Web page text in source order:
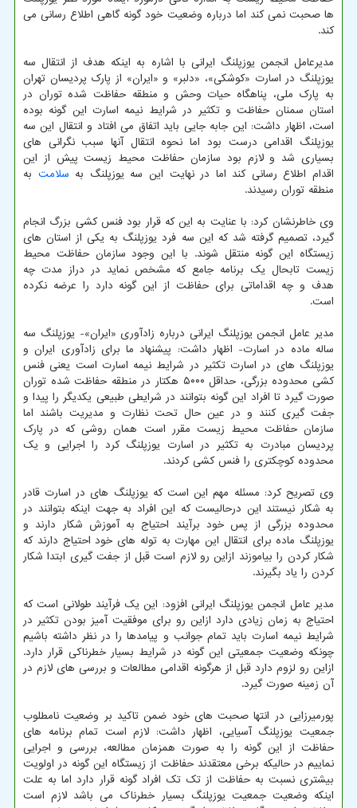
ها صحبت نمی کند اما درباره وضعیت خود گونه گاهی اطلاع رسانی می
کند.
مدیرعامل انجمن یوزپلنگ ایرانی با اشاره به اینکه هدف از انتقال سه
یوزپلنگ در اسارت «کوشکی»، «دلبر» و «ایران» از پارک پردیسان تهران
به پارک ملی، پناهگاه حیات وحش و منطقه حفاظت شده توران در
استان سمنان حفاظت و تکثیر در شرایط نیمه اسارت این گونه بوده
است، اظهار داشت: این جابه جایی باید اتفاق می افتاد و انتقال این سه
یوزپلنگ اقدامی درست بود اما نحوه انتقال آنها سبب نگرانی های
بسیاری شد و لازم بود سازمان حفاظت محیط زیست پیش از این
اقدام اطلاع رسانی کند اما در نهایت این سه یوزپلنگ به سلامت به
منطقه توران رسیدند.
وی خاطرنشان کرد: با عنایت به این که قرار بود فنس کشی بزرگ انجام
گیرد، تصمیم گرفته شد که این سه فرد یوزپلنگ به یکی از استان های
زیستگاه این گونه منتقل شوند. با این وجود سازمان حفاظت محیط
زیست تابحال یک برنامه جامع که مشخص نماید در دراز مدت چه
هدف و چه اقداماتی برای حفاظت از این گونه دارد را عرضه نکرده
است.
مدیر عامل انجمن یوزپلنگ ایرانی درباره زادآوری «ایران»- یوزپلنگ سه
ساله ماده در اسارت- اظهار داشت: پیشنهاد ما برای زادآوری ایران و
یوزپلنگ های در اسارت تکثیر در شرایط نیمه اسارت است یعنی فنس
کشی محدوده بزرگی، حداقل ۵۰۰۰ هکتار در منطقه حفاظت شده توران
صورت گیرد تا افراد این گونه بتوانند در شرایطی طبیعی یکدیگر را پیدا و
جفت گیری کنند و در عین حال تحت نظارت و مدیریت باشند اما
سازمان حفاظت محیط زیست مقرر است همان روشی که در پارک
پردیسان مبادرت به تکثیر در اسارت یوزپلنگ کرد را اجرایی و یک
محدوده کوچکتری را فنس کشی کردند.
وی تصریح کرد: مسئله مهم این است که یوزپلنگ های در اسارت قادر
به شکار نیستند این درحالیست که این افراد به جهت اینکه بتوانند در
محدوده بزرگی از پس خود برآیند احتیاج به آموزش شکار دارند و
یوزپلنگ ماده برای انتقال این مهارت به توله های خود احتیاج دارند که
شکار کردن را بیاموزند ازاین رو لازم است قبل از جفت گیری ابتدا شکار
کردن را یاد بگیرند.
مدیر عامل انجمن یوزپلنگ ایرانی افزود: این یک فرآیند طولانی است که
احتیاج به زمان زیادی دارد ازاین رو برای موفقیت آمیز بودن تکثیر در
شرایط نیمه اسارت باید تمام جوانب و پیامدها را در نظر داشته باشیم
چونکه وضعیت جمعیتی این گونه در شرایط بسیار خطرناکی قرار دارد.
ازاین رو لزوم دارد قبل از هرگونه اقدامی مطالعات و بررسی های لازم در
آن زمینه صورت گیرد.
پورمیرزایی در انتها صحبت های خود ضمن تاکید بر وضعیت نامطلوب
جمعیت یوزپلنگ آسیایی، اظهار داشت: لازم است تمام برنامه های
حفاظت از این گونه را به صورت همزمان مطالعه، بررسی و اجرایی
نماییم در حالیکه برخی معتقدند حفاظت از زیستگاه این گونه در اولویت
بیشتری نسبت به حفاظت از تک تک افراد گونه قرار دارد اما به علت
اینکه وضعیت جمعیت یوزپلنگ بسیار خطرناک می باشد لازم است